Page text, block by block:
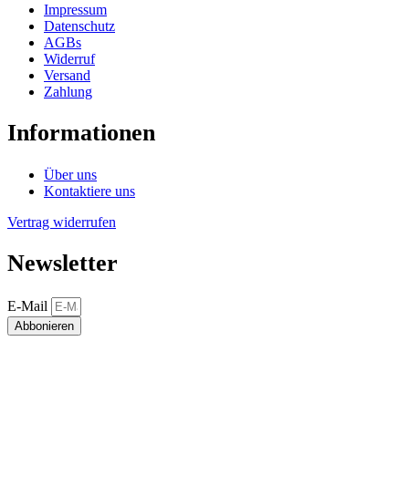
Impressum
Datenschutz
AGBs
Widerruf
Versand
Zahlung
Informationen
Über uns
Kontaktiere uns
Vertrag widerrufen
Newsletter
E-Mail
Abbonieren